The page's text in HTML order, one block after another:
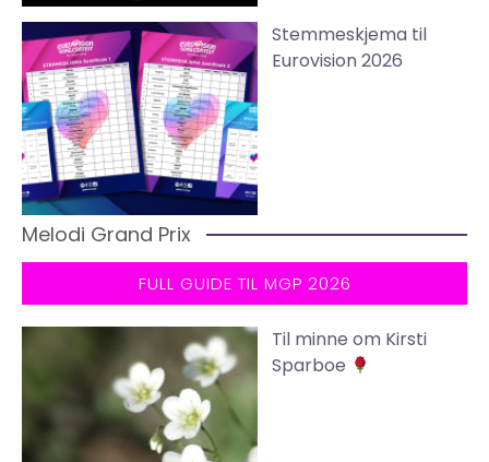
Stemmeskjema til
Eurovision 2026
Melodi Grand Prix
FULL GUIDE TIL MGP 2026
Til minne om Kirsti
Sparboe